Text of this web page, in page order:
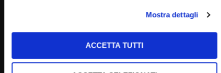
Mostra dettagli
ACCETTA TUTTI